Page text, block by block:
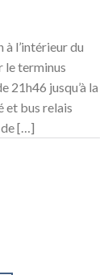
l’intérieur du
le terminus
21h46 jusqu’à la
et bus relais
[…]